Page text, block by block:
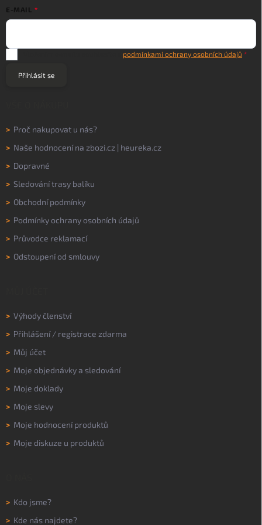
E-MAIL
podmínkami ochrany osobních údajů
Přihlásit se
> Proč nakupovat u nás?
> Naše hodnocení na zbozi.cz | heureka.cz
> Dopravné
> Sledování trasy balíku
> Obchodní podmínky
> Podmínky ochrany osobních údajů
> Průvodce reklamací
> Odstoupení od smlouvy
> Výhody členství
> Přihlášení/ registrace zdarma
> Můj účet
> Moje objednávky a sledování
> Moje doklady
> Moje slevy
> Moje hodnocení produktů
> Moje diskuze u produktů
> Kdo jsme?
> Kde nás najdete?